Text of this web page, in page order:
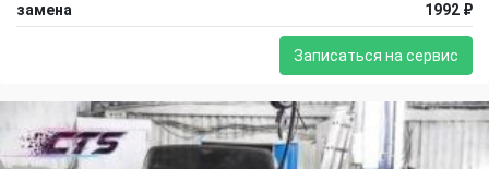
замена
1992 ₽
Записаться на сервис